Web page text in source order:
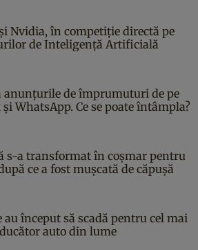
Nvidia, în competiție directă pe
de Inteligență Artificială
anunțurile de împrumuturi de pe
și WhatsApp. Ce se poate întâmpla?
s-a transformat în coșmar pentru
ce a fost mușcată de căpușă
au început să scadă pentru cel mai
auto din lume